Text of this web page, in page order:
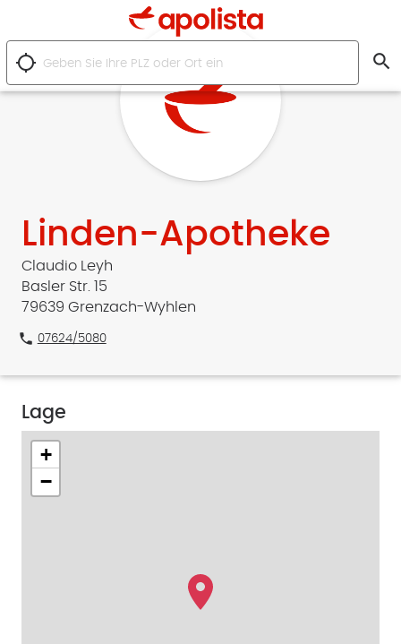
location_searching search
Linden-Apotheke
Claudio Leyh
Basler Str. 15
79639 Grenzach-Wyhlen
phone 07624/5080
Lage
+
−